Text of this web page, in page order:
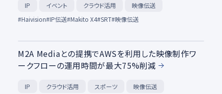
IP イベント クラウド活用 映像伝送
#Haivision#IP伝送#Makito X4#SRT#映像伝送
M2A Mediaとの提携でAWSを利用した映像制作ワ
ークフローの運用時間が最大75%削減
IP クラウド活用 スポーツ 映像伝送